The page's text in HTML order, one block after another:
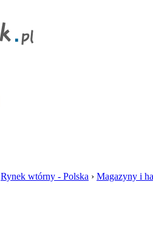
Rynek wtórny - Polska › Magazyny i